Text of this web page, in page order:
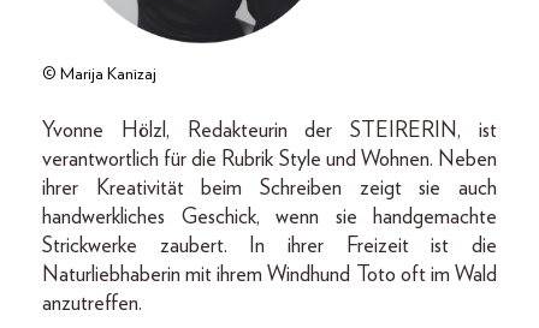
© Marija Kanizaj
Yvonne Hölzl, Redakteurin der STEIRERIN, ist
verantwortlich für die Rubrik Style und Wohnen. Neben
ihrer Kreativität beim Schreiben zeigt sie auch
handwerkliches Geschick, wenn sie handgemachte
Strickwerke zaubert. In ihrer Freizeit ist die
Naturliebhaberin mit ihrem Windhund Toto oft im Wald
anzutreffen.